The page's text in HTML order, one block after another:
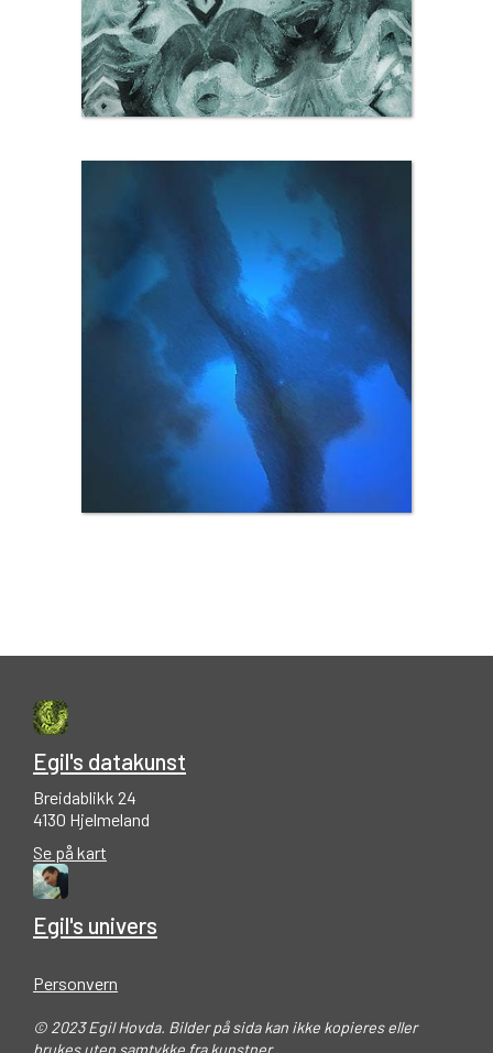
Egil's datakunst
Breidablikk 24
4130 Hjelmeland
Se på kart
Egil's univers
Personvern
© 2023 Egil Hovda. Bilder på sida kan ikke kopieres eller
brukes uten samtykke fra kunstner.